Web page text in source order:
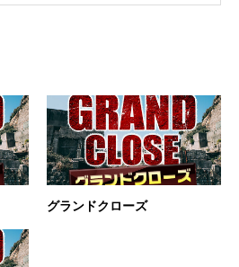
グランドクローズ